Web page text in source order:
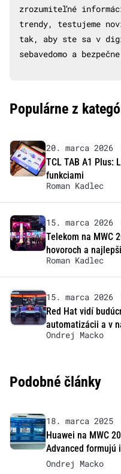
zrozumiteľné
trendy, testujeme
tak, aby ste sa v
sebavedomo a
Populárne z
20. marca 2026
TCL TAB A1 Plus:
funkciami
Roman Kadlec
15. marca 2026
Telekom na MWC
hovoroch a
Roman Kadlec
15. marca 2026
Red Hat vidí
automatizácii a v
Ondrej Macko
Podobné články
18. marca 2025
Huawei na MWC
Advanced formujú
Ondrej Macko